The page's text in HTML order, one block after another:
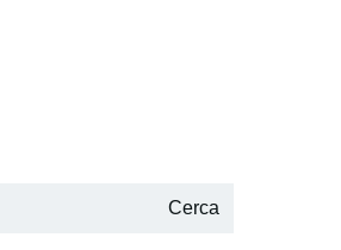
Cerca